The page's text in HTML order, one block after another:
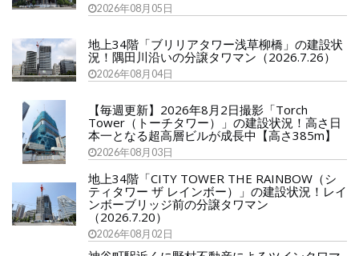
2026年08月05日
地上34階「ブリリアタワー浅草柳橋」の建設状
況！隅田川沿いの分譲タワマン（2026.7.26）
2026年08月04日
【毎週更新】2026年8月2日撮影「Torch
Tower（トーチタワー）」の建設状況！高さ日
本一となる超高層ビルが成長中【高さ385m】
2026年08月03日
地上34階「CITY TOWER THE RAINBOW（シ
ティタワー ザ レインボー）」の建設状況！レイ
ンボーブリッジ前の分譲タワマン
（2026.7.20）
2026年08月02日